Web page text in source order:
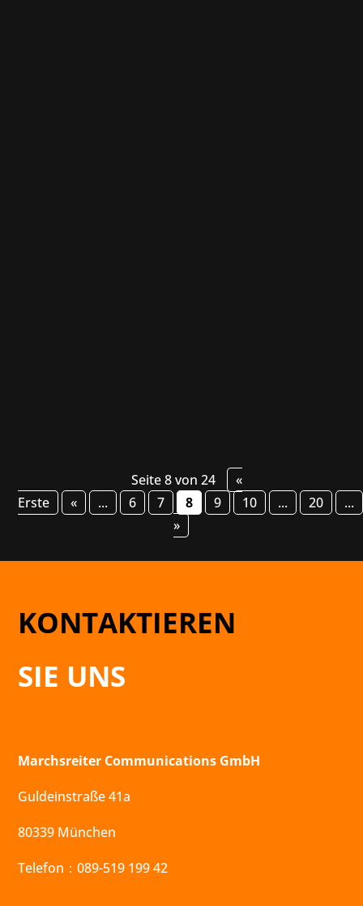
Seite 8 von 24
«
Erste
« ... 6 7 8 9 10 ... 20
...
»
KONTAKTIEREN
SIE UNS
Marchsreiter Communications GmbH
Guldeinstraße 41a
80339 München
Telefon：089-519 199 42